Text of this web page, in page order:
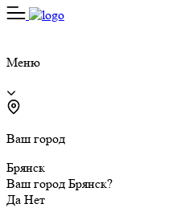
Меню
Ваш город
Брянск
Ваш город Брянск?
Да Нет